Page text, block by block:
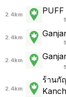
2.4km
2.4km
2.4km
2.4km
ร้านกั